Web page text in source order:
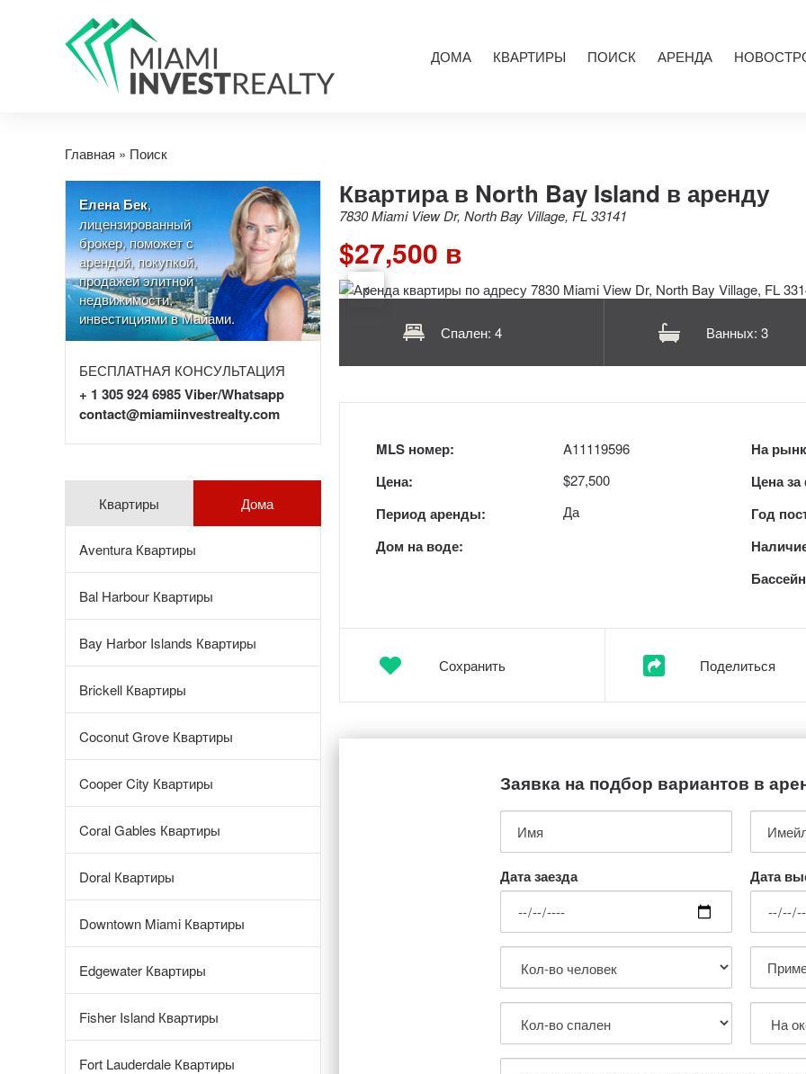
ДОМА КВАРТИРЫ ПОИСК АРЕНДА
Главная » Поиск
Елена Бек,
лицензированный
брокер, поможет с
арендой, покупкой,
продажей элитной
недвижимости,
инвестициями в Майами.
БЕСПЛАТНАЯ КОНСУЛЬТАЦИЯ
+ 1 305 924 6985 Viber/Whatsapp
contact@miamiinvestrealty.com
Квартиры
Aventura Квартиры
Bal Harbour Квартиры
Bay Harbor Islands Квартиры
Brickell Квартиры
Coconut Grove Квартиры
Cooper City Квартиры
Coral Gables Квартиры
Doral Квартиры
Downtown Miami Квартиры
Edgewater Квартиры
Fisher Island Квартиры
Fort Lauderdale Квартиры
Дома
Квартира в North Bay Island в аренду
7830 Miami View Dr, North Bay Village, FL 33141
$27,500 в
Спален: 4 Ванных: 3
MLS номер:
Цена:
Период аренды:
Дом на воде:
A11119596
$27,500
Да
На
Цена
Год
Сохранить Поделиться
Заявка на подбор вариантов в
Дата заезда Дата